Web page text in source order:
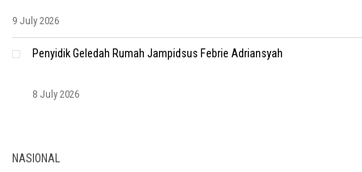
9 July 2026
Penyidik Geledah Rumah Jampidsus Febrie Adriansyah
8 July 2026
NASIONAL